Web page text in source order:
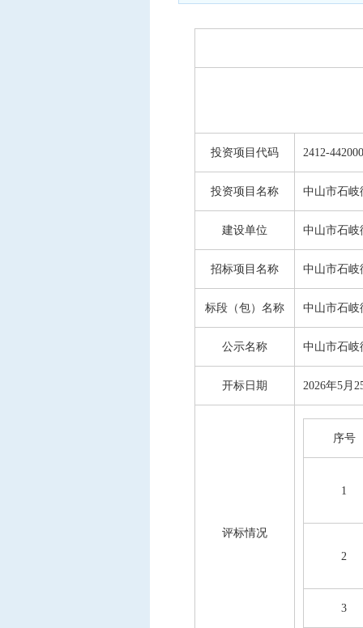
评标结果公示
投资项目代码 2412-
投资项目名称 中山市石岐
建设单位 中山市石岐
招标项目名称 中山市石岐
标段（包）名称 中山市石岐
公示名称 中山市石岐
开标日期 2026年5月
评标情况
序号
1
2
3